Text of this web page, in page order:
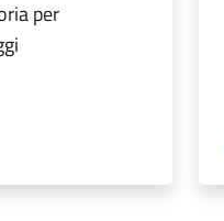
per